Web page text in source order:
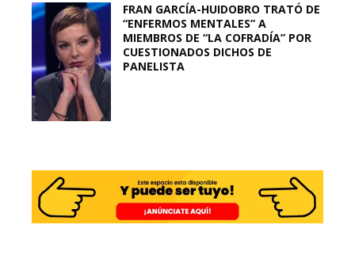
FRAN GARCÍA-HUIDOBRO TRATÓ DE
“ENFERMOS MENTALES” A
MIEMBROS DE “LA COFRADÍA” POR
CUESTIONADOS DICHOS DE
PANELISTA